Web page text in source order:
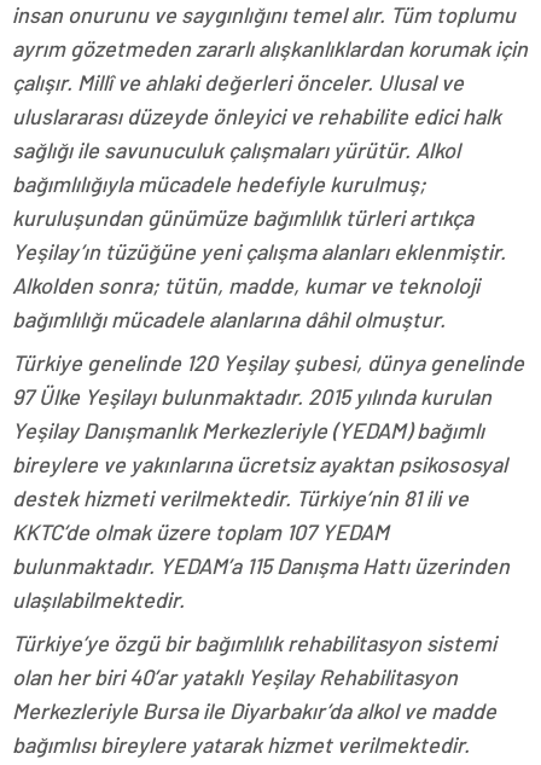
insan onurunu ve saygınlığını temel alır. Tüm toplumu
ayrım gözetmeden zararlı alışkanlıklardan korumak için
çalışır. Millî ve ahlaki değerleri önceler. Ulusal ve
uluslararası düzeyde önleyici ve rehabilite edici halk
sağlığı ile savunuculuk çalışmaları yürütür. Alkol
bağımlılığıyla mücadele hedefiyle kurulmuş;
kuruluşundan günümüze bağımlılık türleri artıkça
Yeşilay’ın tüzüğüne yeni çalışma alanları eklenmiştir.
Alkolden sonra; tütün, madde, kumar ve teknoloji
bağımlılığı mücadele alanlarına dâhil olmuştur.
Türkiye genelinde 120 Yeşilay şubesi, dünya genelinde
97 Ülke Yeşilayı bulunmaktadır. 2015 yılında kurulan
Yeşilay Danışmanlık Merkezleriyle (YEDAM) bağımlı
bireylere ve yakınlarına ücretsiz ayaktan psikososyal
destek hizmeti verilmektedir. Türkiye’nin 81 ili ve
KKTC’de olmak üzere toplam 107 YEDAM
bulunmaktadır. YEDAM’a 115 Danışma Hattı üzerinden
ulaşılabilmektedir.
Türkiye’ye özgü bir bağımlılık rehabilitasyon sistemi
olan her biri 40’ar yataklı Yeşilay Rehabilitasyon
Merkezleriyle Bursa ile Diyarbakır’da alkol ve madde
bağımlısı bireylere yatarak hizmet verilmektedir.